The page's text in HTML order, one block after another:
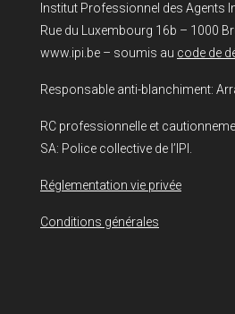
Institut Professionnel des Agents
Rue du Luxembourg 16b – 1000
www.ipi.be – soumis au code de
Responsable anti-blanchiment:
RC professionnelle et
SA: Police collective de l’IPI.
Réglementation vie privée
Conditions générales